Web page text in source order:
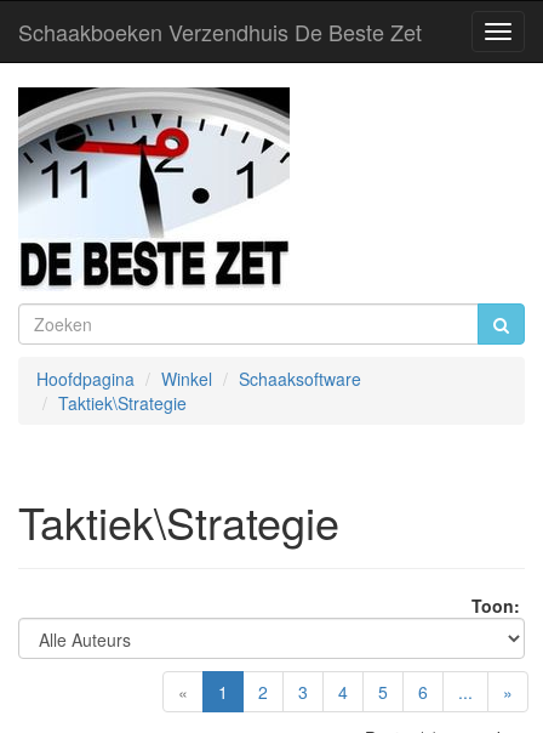
Schaakboeken Verzendhuis De Beste Zet
Hoofdpagina Winkel
Schaaksoftware
Taktiek\Strategie
Taktiek\Strategie
Toon:
« 1 (current)
2 3 4 5 6 ...
»